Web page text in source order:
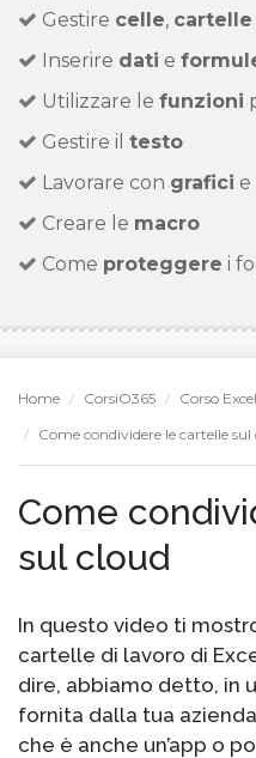
Gestire celle, cartelle
Inserire dati e
Utilizzare le funzioni
Gestire il testo
Lavorare con grafici e
Creare le macro
Come proteggere i
Home CorsiO365
Corso
Come condividere le cartelle sul
Come
sul cloud
In questo video ti
cartelle di lavoro di
dire, abbiamo detto, in
fornita dalla tua
che è anche un’app o